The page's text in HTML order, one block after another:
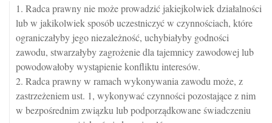
1. Radca prawny nie może prowadzić jakiejkolwiek działalności
lub w jakikolwiek sposób uczestniczyć w czynnościach, które
ograniczałyby jego niezależność, uchybiałyby godności
zawodu, stwarzałyby zagrożenie dla tajemnicy zawodowej lub
powodowałoby wystąpienie konfliktu interesów.
2. Radca prawny w ramach wykonywania zawodu może, z
zastrzeżeniem ust. 1, wykonywać czynności pozostające z nim
w bezpośrednim związku lub podporządkowane świadczeniu